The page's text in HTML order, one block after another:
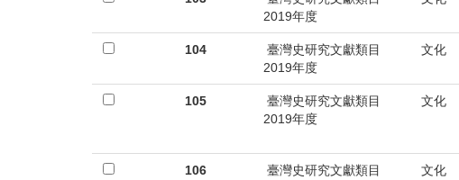
2019年度
104
臺灣史研究文獻類目
2019年度
文化
105
臺灣史研究文獻類目
2019年度
文化
106
臺灣史研究文獻類目
文化